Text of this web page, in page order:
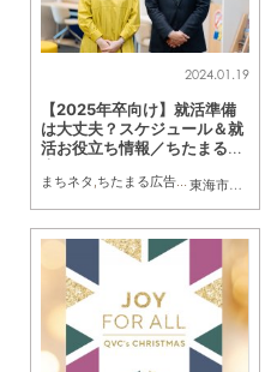
東海市
,大府市
2024.01.19
【2025年卒向け】就活準備
は大丈夫？スケジュール＆就
活お役立ち情報／ちたまる広
まちネタ ,ちたまる広告,就職活動